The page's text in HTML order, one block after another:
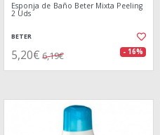
Esponja de Baño Beter Mixta Peeling
2 Uds
BETER
5,20€ 6,19€ - 16%